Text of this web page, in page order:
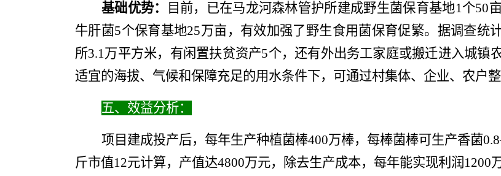
基础优势： 目前， 已在马龙河森林管护所建成野生菌保育基地1个50
牛肝菌5个保育基地25万亩，有效加强了野生食用菌保育促繁。 据调查统
所3.1万平方米，有闲置扶贫资产5个，还有外出务工家庭或搬迁进入城镇
适宜的海拔、气候和保障充足的用水条件下，可通过村集体、企业、农户
五、 效益分析：
项目建成投产后，每年生产种植菌棒400万棒，每棒菌棒可生产香菌0.8
斤市值12元计算， 产值达4800万元，除去生产成本，每年能实现利润 1200